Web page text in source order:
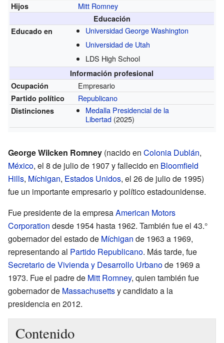
Hijos Mitt Romney
Educación
Educado en
Universidad George Washington
Universidad de Utah
LDS High School
Información profesional
Ocupación
Empresario
Partido político Republicano
Distinciones
Medalla Presidencial de la
Libertad (2025)
George Wilcken Romney (nacido en Colonia Dublán,
México, el 8 de julio de 1907 y fallecido en Bloomfield
Hills, Míchigan, Estados Unidos, el 26 de julio de 1995)
fue un importante empresario y político estadounidense.
Fue presidente de la empresaAmerican Motors
Corporation desde 1954 hasta 1962. También fue el 43.°
gobernador del estado de Míchigan de 1963 a 1969,
representando al Partido Republicano. Más tarde, fue
Secretario de Vivienda y Desarrollo Urbanode 1969 a
1973. Fue el padre de Mitt Romney, quien también fue
gobernador de Massachusettsy candidato a la
presidencia en 2012.
Contenido